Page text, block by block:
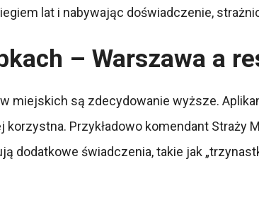
lat i nabywając doświadczenie,
– Warszawa a
miejskich są zdecydowanie wyższe.
Przykładowo komendant Straży
dodatkowe świadczenia, takie jak